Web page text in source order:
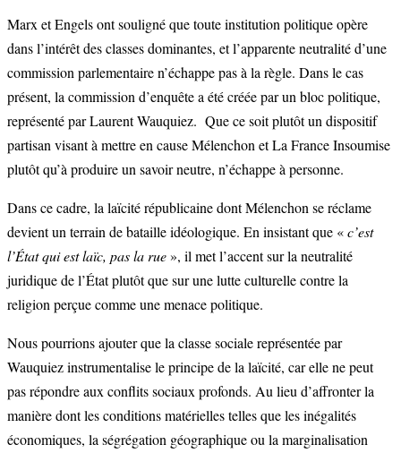
Marx et Engels ont souligné que toute institution politique opère
dans l’intérêt des classes dominantes, et l’apparente neutralité d’une
commission parlementaire n’échappe pas à la règle. Dans le cas
présent, la commission d’enquête a été créée par un bloc politique,
représenté par Laurent Wauquiez. Que ce soit plutôt un dispositif
partisan visant à mettre en cause Mélenchon et La France Insoumise
plutôt qu’à produire un savoir neutre, n’échappe à personne.
Dans ce cadre, la laïcité républicaine dont Mélenchon se réclame
devient un terrain de bataille idéologique. En insistant que «c’est
l’État qui est laïc, pas la rue», il met l’accent sur la neutralité
juridique de l’État plutôt que sur une lutte culturelle contre la
religion perçue comme une menace politique.
Nous pourrions ajouter que la classe sociale représentée par
Wauquiez instrumentalise le principe de la laïcité, car elle ne peut
pas répondre aux conflits sociaux profonds. Au lieu d’affronter la
manière dont les conditions matérielles telles que les inégalités
économiques, la ségrégation géographique ou la marginalisation